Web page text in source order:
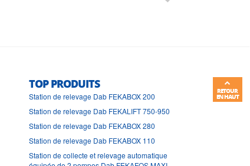
TOP PRODUITS
Station de relevage Dab FEKABOX 200
Station de relevage Dab FEKALIFT 750-950
Station de relevage Dab FEKABOX 280
Station de relevage Dab FEKABOX 110
Station de collecte et relevage automatique
RETOUR
EN HAUT